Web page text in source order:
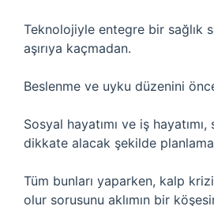
Teknolojiyle entegre bir sağlık
aşırıya kaçmadan.
Beslenme ve uyku düzenini
Sosyal hayatımı ve iş
dikkate alacak şekilde
Tüm bunları yaparken, kalp
olur sorusunu aklımın bir